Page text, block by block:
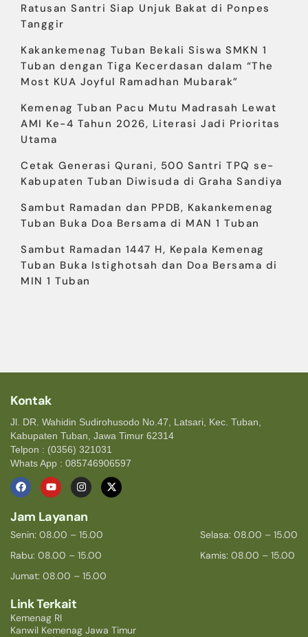
Ratusan Santri Siap Unjuk Bakat di Ponpes
Tanggir
Kakankemenag Tuban Bekali Siswa SMKN 1
Tuban dengan Tiga Kecerdasan dalam “The
Most KUA Joyful Ramadhan Mubarak”
Kemenag Tuban Pacu Mutu Madrasah Lewat
AMI Ke-4 Tahun 2026, Literasi Jadi Prioritas
Utama
Cetak Generasi Qurani, 500 Santri TPQ se-
Kabupaten Tuban Diwisuda di Graha Sandiya
Sambut Ramadan dan PPDB, Kakankemenag
Tuban Buka Doa Bersama di MAN 1 Tuban
Sambut Ramadan 1447 H, Kepala Kemenag
Tuban Buka Istighotsah dan Doa Bersama di
MIN 1 Tuban
Kontak
Jl. DR. Wahidin Sudirohusodo No.47, Latsari, Kec. Tuban,
Kabupaten Tuban, Jawa Timur 62314
Telpon : (0356) 321031
Whats App : 085746906597
Jam Layanan
Senin: 08.00 – 15.00
Rabu: 08.00 – 15.00
Jumat: 08.00 – 15.00
Selasa: 08.00 – 15.00
Kamis: 08.00 – 15.00
Link Terkait
Kemenag RI
Kanwil Kemenag Jawa Timur